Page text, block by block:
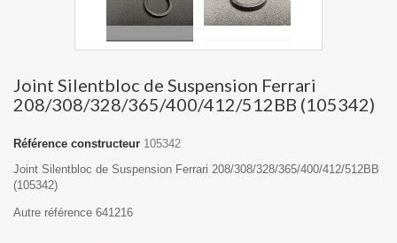
Joint Silentbloc de Suspension Ferrari
208/308/328/365/400/412/512BB (105342)
Référence constructeur 105342
Joint Silentbloc de Suspension Ferrari 208/308/328/365/400/412/512BB
(105342)
Autre référence 641216